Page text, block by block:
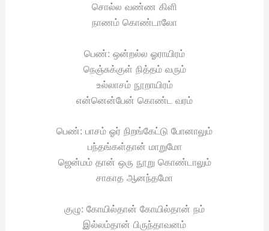
சொல்ல வண்ண கிளி
நாணம் கொண்டாலோ
பெண்: ஒன்றல்ல ஓராயிரம்
நெஞ்சுக்குள் நித்தம் வரும்
உல்லாசம் நூறாயிரம்
என்னென்பேன் கொண்ட வரம்
பெண்: பாசம் ஓர் நிறங்கேட்டு போனாலும்
பந்தங்கள்தான் மாறுமோ
ஜென்மம் தான் ஒரு நூறு கொண்டாலும்
சாகாத ஆனந்தமோ
குழு: கோயில்தான் கோயில்தான் நம்
இல்லம்தான் பிருந்தாவனம்